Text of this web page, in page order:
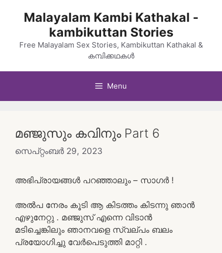
Malayalam Kambi Kathakal -
kambikuttan Stories
Free Malayalam Sex Stories, Kambikuttan Kathakal &
കമ്പിക്കഥകൾ
Menu
മഞ്ജുസും കവിനും Part 6
സെപ്റ്റംബർ 29, 2023
അഭിപ്രായങ്ങൾ പറഞ്ഞാലും – സാഗർ !
അൽപ നേരം കൂടി ആ കിടത്തം കിടന്നു ഞാൻ
എഴുനേറ്റു . മഞ്ജുസ് എന്നെ വിടാൻ
മടിച്ചെങ്കിലും ഞാനവളെ സ്വല്പം ബലം
പ്രയോഗിച്ചു വേർപെടുത്തി മാറ്റി .